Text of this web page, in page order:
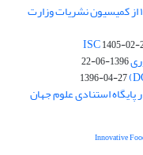
دریافت رتبه ارزیابی "بین المللی" در سال ۱۴۰۴ از کمیسیون نشریات وزارت
1405-02-
1396-06-22
1396-04-27
استنادی علوم جهان